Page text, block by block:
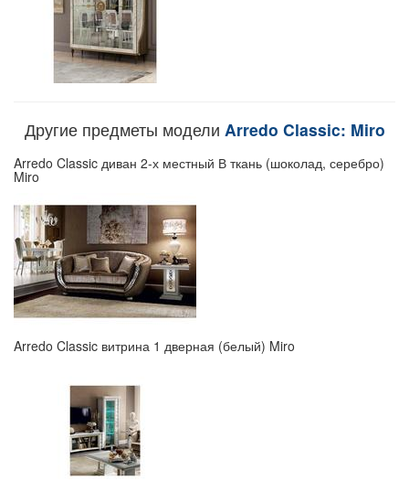
Другие предметы модели Arredo Classic: Miro
Arredo Classic диван 2-х местный В ткань (шоколад, серебро)
Miro
Arredo Classic витрина 1 дверная (белый) Miro